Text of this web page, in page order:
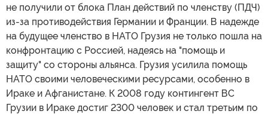
не получили от блока План действий по членству (ПДЧ)
из-за противодействия Германии и Франции. В надежде
на будущее членство в НАТО Грузия не только пошла на
конфронтацию с Россией, надеясь на "помощь и
защиту" со стороны альянса. Грузия усилила помощь
НАТО своими человеческими ресурсами, особенно в
Ираке и Афганистане. К 2008 году контингент ВС
Грузии в Ираке достиг 2300 человек и стал третьим по